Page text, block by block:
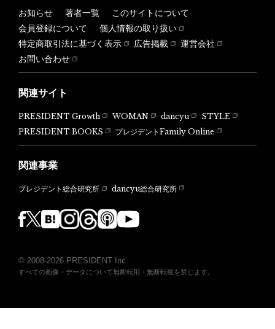
お知らせ 著者一覧
このサイトについて
会員登録について
個人情報の取り扱い
特定商取引法に基づく表示
広告掲載
運営会社
お問い合わせ
関連サイト
PRESIDENT Growth WOMAN dancyu
STYLE
PRESIDENT BOOKS
プレジデントFamily Online
関連事業
プレジデント総合研究所 dancyu総合研究所
© 2008-2026 PRESIDENT Inc.
すべての画像・データについて無断転用・無断転載を禁じます。